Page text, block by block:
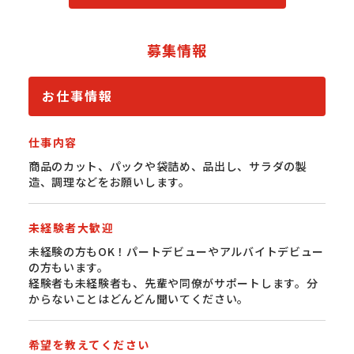
募集情報
お仕事情報
仕事内容
商品のカット、パックや袋詰め、品出し、サラダの製
造、調理などをお願いします。
未経験者大歓迎
未経験の方もOK！パートデビューやアルバイトデビュー
の方もいます。
経験者も未経験者も、先輩や同僚がサポートします。分
からないことはどんどん聞いてください。
希望を教えてください